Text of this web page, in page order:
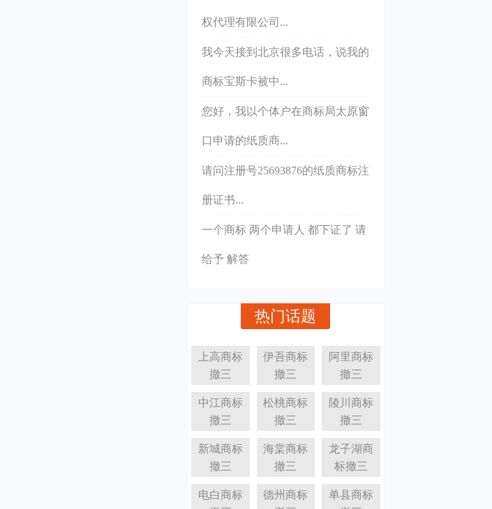
权代理有限公司...
我今天接到北京很多电话，说我的
商标宝斯卡被中...
您好，我以个体户在商标局太原窗
口申请的纸质商...
请问注册号25693876的纸质商标注
册证书...
一个商标 两个申请人 都下证了 请
给予 解答
热门话题
上高商标
撤三
伊吾商标
撤三
阿里商标
撤三
中江商标
撤三
松桃商标
撤三
陵川商标
撤三
新城商标
撤三
海棠商标
撤三
龙子湖商
标撤三
电白商标
德州商标
单县商标